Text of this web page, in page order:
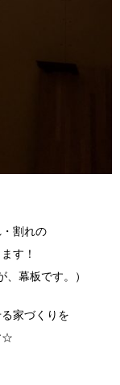
割れの
す！
、幕板です。）
家づくりを
☆